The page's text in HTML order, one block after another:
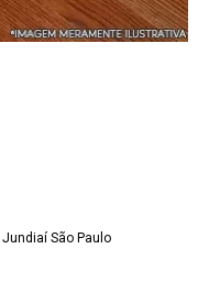
Jundiaí São Paulo